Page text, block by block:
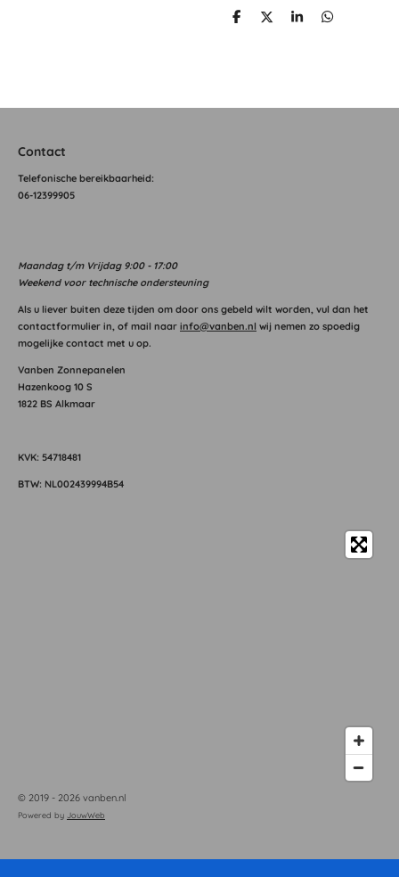
D
D
S
D
Contact
Telefonische bereikbaarheid:
06-12399905
Maandagt/m Vrijdag 9:00 - 17:00
Weekend voor technische ondersteuning
Als u liever buiten deze tijden om door ons gebeld wilt worden, vul dan het
contactformulier in, of mail naar info@vanben.nl wij nemen zo spoedig
mogelijke contact met u op.
Vanben Zonnepanelen
Hazenkoog 10 S
1822 BS Alkmaar
KVK: 54718481
BTW: NL002439994B54
© 2019 - 2026 vanben.nl
Powered by JouwWeb